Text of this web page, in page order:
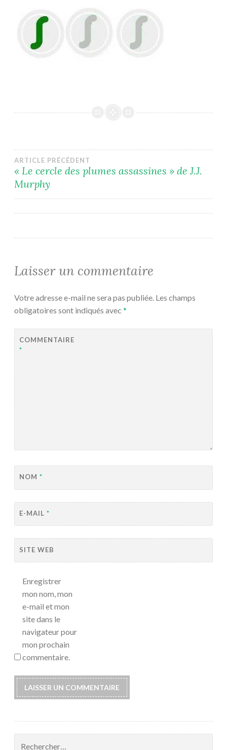
Navigation
de
l’article
ARTICLE PRÉCÉDENT
« Le cercle des plumes assassines » de J.J.
Murphy
Laisser un commentaire
Votre adresse e-mail ne sera pas publiée. Les champs
obligatoires sont indiqués avec *
COMMENTAIRE
*
NOM *
E-MAIL *
SITE WEB
Enregistrer
mon nom, mon
e-mail et mon
site dans le
navigateur pour
mon prochain
commentaire.